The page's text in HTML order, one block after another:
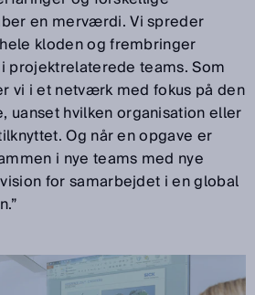
en merværdi. Vi spreder
kloden og frembringer
projektrelaterede teams. Som
vi i et netværk med fokus på den
uanset hvilken organisation eller
Og når en opgave er
i nye teams med nye
for samarbejdet i en global